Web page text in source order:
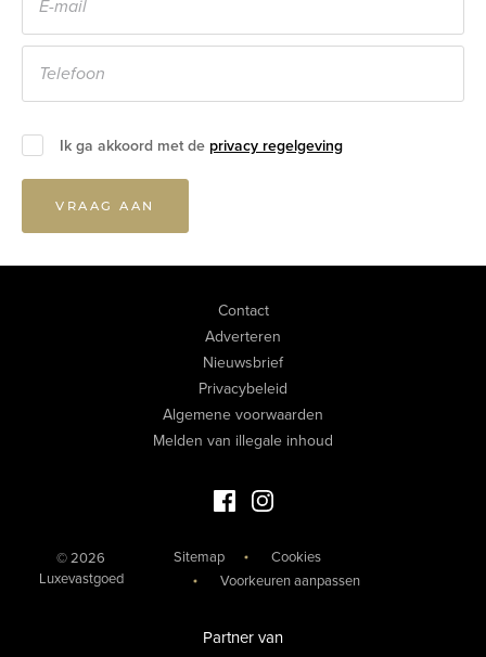
Ik ga akkoord met de privacy regelgeving
VRAAG AAN
Contact
Adverteren
Nieuwsbrief
Privacybeleid
Algemene voorwaarden
Melden van illegale inhoud
Facebook Luxevastgoed
Instagram Luxevastgoed
© 2026
Luxevastgoed
Sitemap
Cookies
Voorkeuren aanpassen
Partner van